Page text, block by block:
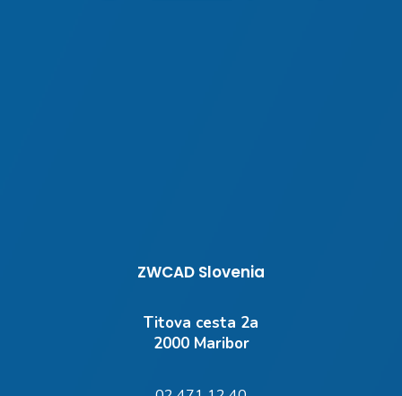
ZWCAD Slovenia
Titova cesta 2a
2000 Maribor